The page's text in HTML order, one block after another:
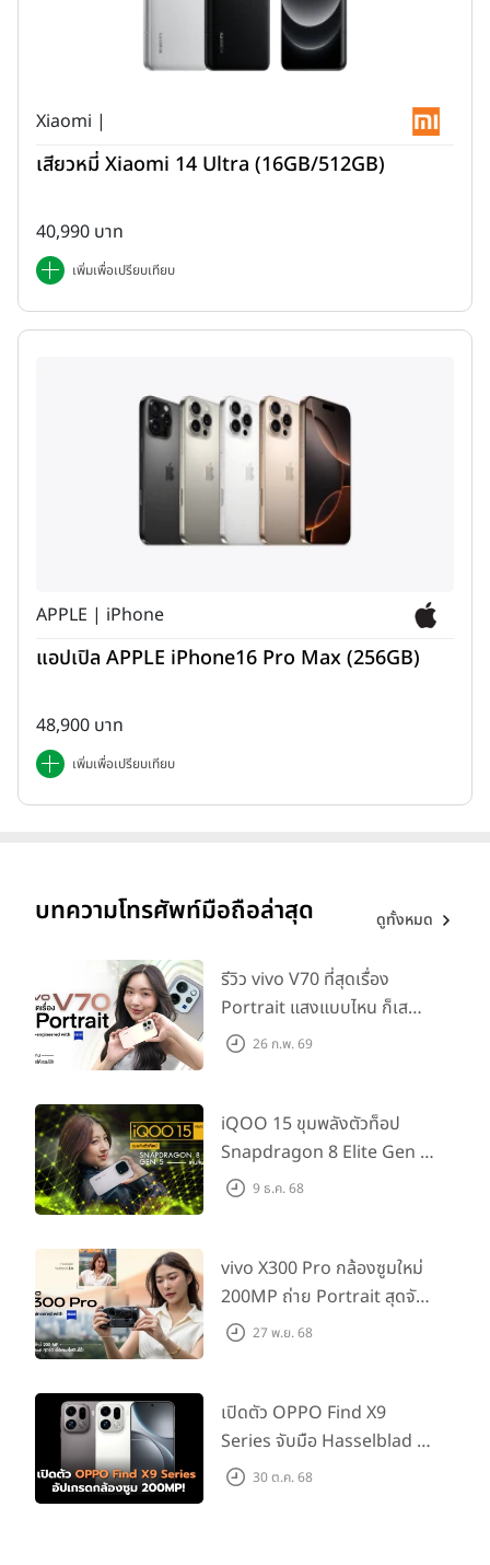
รองรับ S Pen เป็นอุปกรณ์เสริม
และอื่นๆอีกมากมายที่ผมสัมผัสได้ในระหว่างทดลองเครื่อง เมื่อวันที่ 15
มากๆเลยครับ สำหรับใครที่ใช้งาน Samsung Galaxy S20 Ultra อยู่ผม
ว่าน่าเปลี่ยนมากๆเลยนะครับ เพราะรุ่นนี้เป็นรุ่นที่พัฒนาขึ้นอย่างสมบูรณ์
แบบเลย เป็นการอัพเกรดมาจาก Samsung Galaxy Note 20 Ultra
สเปคของ Samsung Galaxy S21 Ultra
หน้าจอ Dynamic AMOLED 2X ขนาด 6.8 นิ้ว ความละเอียด 3K
ชิปเซ็ต Exynos 2100
RAM 12GB/16GB
ROM 128GB/256GB/512GB ไม่รองรับหน่วยความจำภายนอก
ลำโพงคู่ จูนเสียงโดย AKG
Wi-Fi 802.11 a/b/g/n/ac/6e
GPS, A-GPS, GLONASS, BDS, GALILEO
NFC
USB Type-C 3.2
เซนเซอร์ Fingerprint (under display, ultrasonic),
accelerometer, gyro, proximity, compass, barometer
แบตเตอรี่ความจุ 5,000 mAh, รองรับชาร์จเร็ว 25W, Fast
Qi/PMA wireless charging 15W, Reverse wireless
Xiaomi |
เสียวหมี่ Xiaomi 14 Ultra (16GB/512GB)
40,990 บาท
เพิ่มเพื่อเปรียบเทียบ
APPLE | iPhone
แอปเปิล APPLE iPhone16 Pro Max (256GB)
48,900 บาท
เพิ่มเพื่อเปรียบเทียบ
บทความโทรศัพท์มือถือล่าสุด ดูทั้งหมด
รีวิว vivo V70 ที่สุดเรื่อง
Portrait แสงแบบไหน ก็เส
กช็อตให้สวยได้!
26 ก.พ. 69
iQOO 15 ขุมพลังตัวท็อป
Snapdragon 8 Elite Gen 5
เล่นลื่นทุกเกม!
9 ธ.ค. 68
vivo X300 Pro กล้องซูมใหม่
200MP ถ่าย Portrait สุดจัด
ต่อเลนส์เสริมได้!
27 พ.ย. 68
เปิดตัว OPPO Find X9
Series จับมือ Hasselblad อัป
เกรดกล้องซูม 200MP!
30 ต.ค. 68